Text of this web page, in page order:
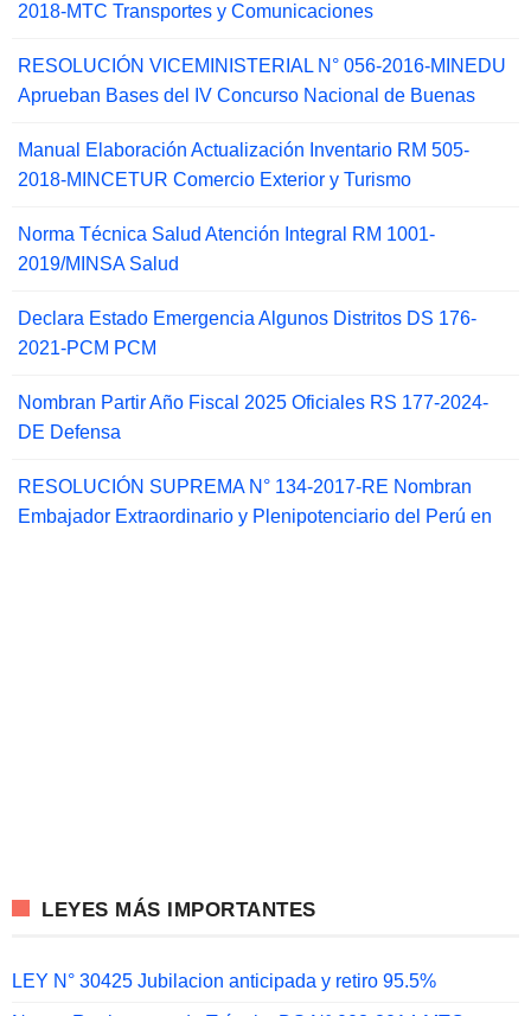
2018-MTC Transportes y Comunicaciones
RESOLUCIÓN VICEMINISTERIAL N° 056-2016-MINEDU
Aprueban Bases del IV Concurso Nacional de Buenas
Manual Elaboración Actualización Inventario RM 505-
2018-MINCETUR Comercio Exterior y Turismo
Norma Técnica Salud Atención Integral RM 1001-
2019/MINSA Salud
Declara Estado Emergencia Algunos Distritos DS 176-
2021-PCM PCM
Nombran Partir Año Fiscal 2025 Oficiales RS 177-2024-
DE Defensa
RESOLUCIÓN SUPREMA N° 134-2017-RE Nombran
Embajador Extraordinario y Plenipotenciario del Perú en
LEYES MÁS IMPORTANTES
LEY N° 30425 Jubilacion anticipada y retiro 95.5%